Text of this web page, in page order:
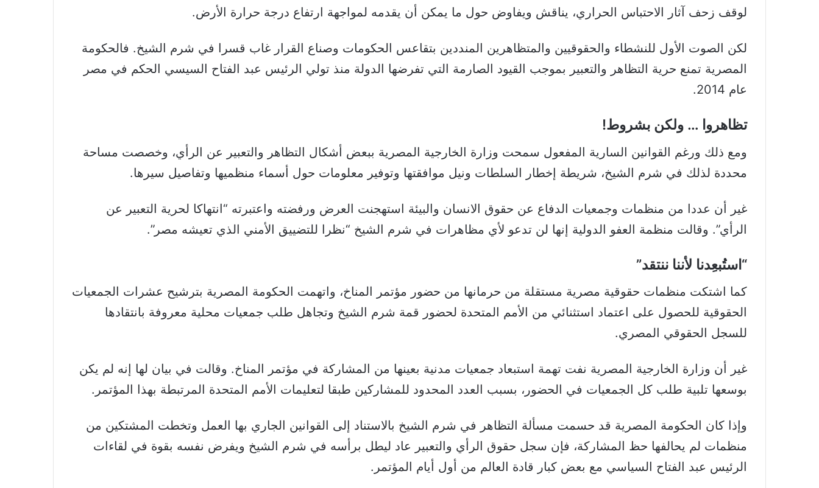
لوقف زحف آثار الاحتباس الحراري، يناقش ويفاوض حول ما يمكن أن يقدمه لمواجهة ارتفاع درجة حرارة الأرض.
لكن الصوت الأول للنشطاء والحقوقيين والمتظاهرين المنددين بتقاعس الحكومات وصناع القرار غاب قسرا في شرم الشيخ. فالحكومة
المصرية تمنع حرية التظاهر والتعبير بموجب القيود الصارمة التي تفرضها الدولة منذ تولي الرئيس عبد الفتاح السيسي الحكم في مصر
عام 2014.
تظاهروا … ولكن بشروط!
ومع ذلك ورغم القوانين السارية المفعول سمحت وزارة الخارجية المصرية ببعض أشكال التظاهر والتعبير عن الرأي، وخصصت مساحة
محددة لذلك في شرم الشيخ، شريطة إخطار السلطات ونيل موافقتها وتوفير معلومات حول أسماء منظميها وتفاصيل سيرها.
غير أن عددا من منظمات وجمعيات الدفاع عن حقوق الانسان والبيئة استهجنت العرض ورفضته واعتبرته “انتهاكا لحرية التعبير عن
الرأي”. وقالت منظمة العفو الدولية إنها لن تدعو لأي مظاهرات في شرم الشيخ “نظرا للتضييق الأمني الذي تعيشه مصر”.
“استُبعِدنا لأننا ننتقد”
كما اشتكت منظمات حقوقية مصرية مستقلة من حرمانها من حضور مؤتمر المناخ، واتهمت الحكومة المصرية بترشيح عشرات الجمعيات
الحقوقية للحصول على اعتماد استثنائي من الأمم المتحدة لحضور قمة شرم الشيخ وتجاهل طلب جمعيات محلية معروفة بانتقادها
للسجل الحقوقي المصري.
غير أن وزارة الخارجية المصرية نفت تهمة استبعاد جمعيات مدنية بعينها من المشاركة في مؤتمر المناخ. وقالت في بيان لها إنه لم يكن
بوسعها تلبية طلب كل الجمعيات في الحضور، بسبب العدد المحدود للمشاركين طبقا لتعليمات الأمم المتحدة المرتبطة بهذا المؤتمر.
وإذا كان الحكومة المصرية قد حسمت مسألة التظاهر في شرم الشيخ بالاستناد إلى القوانين الجاري بها العمل وتخطت المشتكين من
منظمات لم يحالفها حظ المشاركة، فإن سجل حقوق الرأي والتعبير عاد ليطل برأسه في شرم الشيخ ويفرض نفسه بقوة في لقاءات
الرئيس عبد الفتاح السياسي مع بعض كبار قادة العالم من أول أيام المؤتمر.